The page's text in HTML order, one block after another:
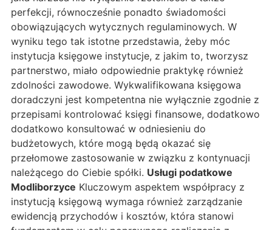
perfekcji, równocześnie ponadto świadomości
obowiązujących wytycznych regulaminowych. W
wyniku tego tak istotne przedstawia, żeby móc
instytucja księgowe instytucje, z jakim to, tworzysz
partnerstwo, miało odpowiednie praktykę również
zdolności zawodowe. Wykwalifikowana księgowa
doradczyni jest kompetentna nie wyłącznie zgodnie z
przepisami kontrolować księgi finansowe, dodatkowo
dodatkowo konsultować w odniesieniu do
budżetowych, które mogą będą okazać się
przełomowe zastosowanie w związku z kontynuacji
należącego do Ciebie spółki. Usługi podatkowe
Modliborzyce Kluczowym aspektem współpracy z
instytucją księgową wymaga również zarządzanie
ewidencją przychodów i kosztów, która stanowi